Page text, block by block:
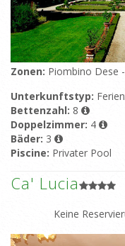
Zonen: Piombino Dese
Unterkunftstyp:
Bettenzahl: 8
Doppelzimmer: 4
Bäder: 3
Piscine: Privater Pool
Ca' Lucia
Keine